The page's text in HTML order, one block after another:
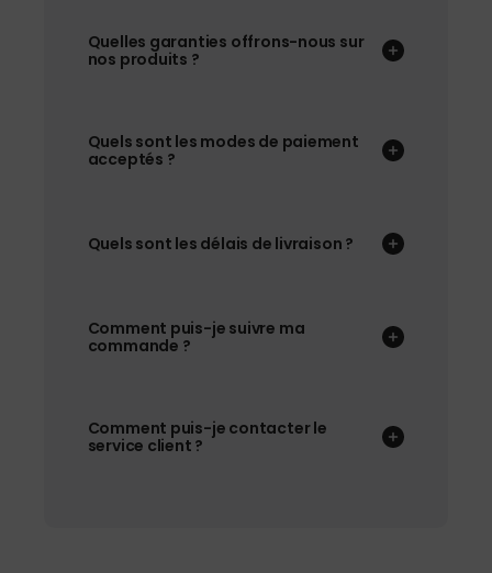
Quelles garanties offrons-nous sur
nos produits ?
Quels sont les modes de paiement
acceptés ?
Quels sont les délais de livraison ?
Comment puis-je suivre ma
commande ?
Comment puis-je contacter le
service client ?